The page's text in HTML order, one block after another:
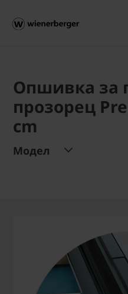
Опшивка за
прозорец
cm
Модел